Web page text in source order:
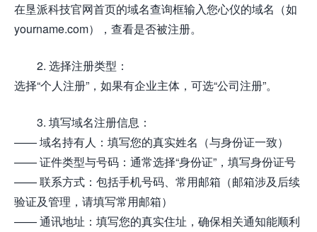
在垦派科技官网首页的域名查询框输入您心仪的域名（如
yourname.com），查看是否被注册。
2. 选择注册类型：
选择“个人注册”，如果有企业主体，可选“公司注册”。
3. 填写域名注册信息：
—— 域名持有人：填写您的真实姓名（与身份证一致）
—— 证件类型与号码：通常选择“身份证”，填写身份证号
—— 联系方式：包括手机号码、常用邮箱（邮箱涉及后续
验证及管理，请填写常用邮箱）
—— 通讯地址：填写您的真实住址，确保相关通知能顺利